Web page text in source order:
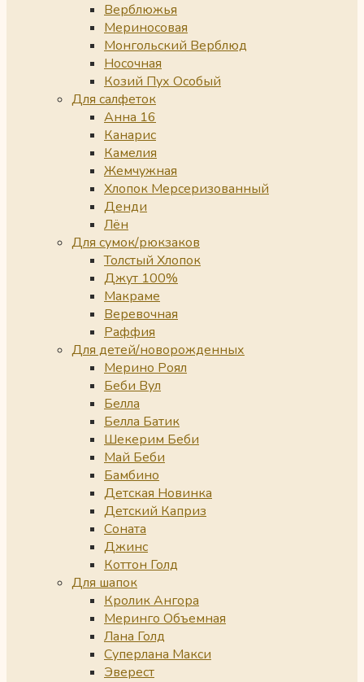
Верблюжья
Мериносовая
Монгольский Верблюд
Носочная
Козий Пух Особый
Для салфеток
Анна 16
Канарис
Камелия
Жемчужная
Хлопок Мерсеризованный
Денди
Лён
Для сумок/рюкзаков
Толстый Хлопок
Джут 100%
Макраме
Веревочная
Раффия
Для детей/новорожденных
Мерино Роял
Беби Вул
Белла
Белла Батик
Шекерим Беби
Май Беби
Бамбино
Детская Новинка
Детский Каприз
Соната
Джинс
Коттон Голд
Для шапок
Кролик Ангора
Меринго Объемная
Лана Голд
Суперлана Макси
Эверест